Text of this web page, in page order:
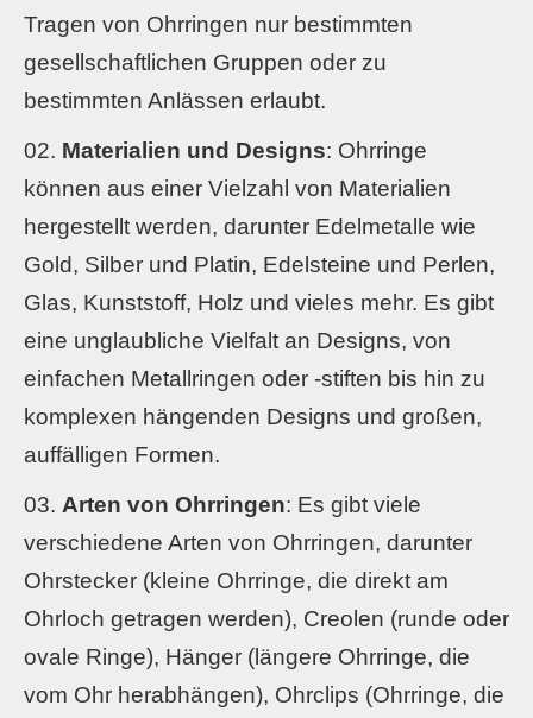
Tragen von Ohrringen nur bestimmten
gesellschaftlichen Gruppen oder zu
bestimmten Anlässen erlaubt.
Materialien und Designs: Ohrringe
können aus einer Vielzahl von Materialien
hergestellt werden, darunter Edelmetalle wie
Gold, Silber und Platin, Edelsteine und Perlen,
Glas, Kunststoff, Holz und vieles mehr. Es gibt
eine unglaubliche Vielfalt an Designs, von
einfachen Metallringen oder -stiften bis hin zu
komplexen hängenden Designs und großen,
auffälligen Formen.
Arten von Ohrringen: Es gibt viele
verschiedene Arten von Ohrringen, darunter
Ohrstecker (kleine Ohrringe, die direkt am
Ohrloch getragen werden), Creolen (runde oder
ovale Ringe), Hänger (längere Ohrringe, die
vom Ohr herabhängen), Ohrclips (Ohrringe, die